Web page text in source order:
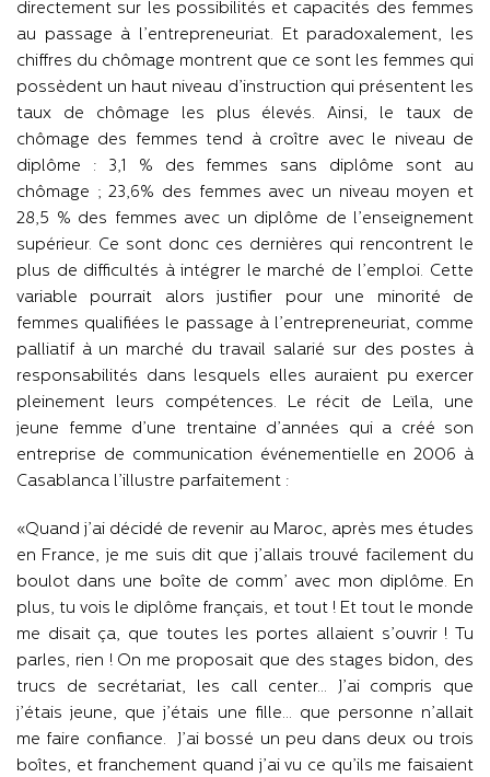
directement sur les possibilités et capacités des femmes
au passage à l’entrepreneuriat. Et paradoxalement, les
chiffres du chômage montrent que ce sont les femmes qui
possèdent un haut niveau d’instruction qui présentent les
taux de chômage les plus élevés. Ainsi, le taux de
chômage des femmes tend à croître avec le niveau de
diplôme : 3,1 % des femmes sans diplôme sont au
chômage ; 23,6% des femmes avec un niveau moyen et
28,5 % des femmes avec un diplôme de l’enseignement
supérieur. Ce sont donc ces dernières qui rencontrent le
plus de difficultés à intégrer le marché de l’emploi. Cette
variable pourrait alors justifier pour une minorité de
femmes qualifiées le passage à l’entrepreneuriat, comme
palliatif à un marché du travail salarié sur des postes à
responsabilités dans lesquels elles auraient pu exercer
pleinement leurs compétences. Le récit de Leïla, une
jeune femme d’une trentaine d’années qui a créé son
entreprise de communication événementielle en 2006 à
Casablanca l’illustre parfaitement :
«Quand j’ai décidé de revenir au Maroc, après mes études
en France, je me suis dit que j’allais trouvé facilement du
boulot dans une boîte de comm’ avec mon diplôme. En
plus, tu vois le diplôme français, et tout ! Et tout le monde
me disait ça, que toutes les portes allaient s’ouvrir ! Tu
parles, rien ! On me proposait que des stages bidon, des
trucs de secrétariat, les call center… J’ai compris que
j’étais jeune, que j’étais une fille… que personne n’allait
me faire confiance. J’ai bossé un peu dans deux ou trois
boîtes, et franchement quand j’ai vu ce qu’ils me faisaient